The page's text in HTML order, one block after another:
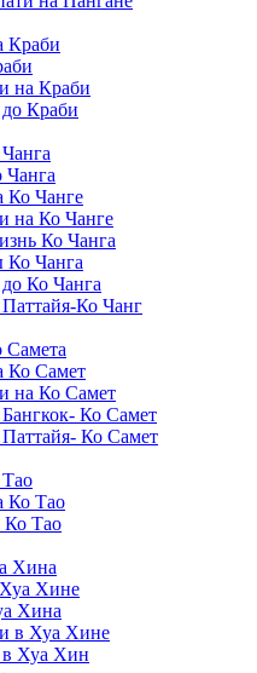
Краби
на Краби
Краби
Ко Чанге
на Ко Чанге
Ко Чанга
Ко Чанга
Ко Чанга
Ко Чанг
Ко Самет
на Ко Самет
Ко Самет
Ко Самет
Ко Тао
Тао
Хина
Хине
Хина
в Хуа Хине
в Хуа Хин